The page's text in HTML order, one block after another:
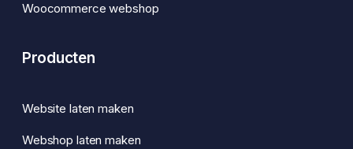
Woocommerce webshop
Producten
Website laten maken
Webshop laten maken